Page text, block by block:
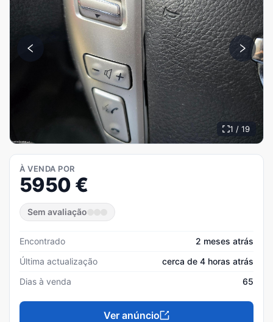
1 / 19
À VENDA POR
5950 €
Sem avaliação
Encontrado
2 meses atrás
Última actualização
cerca de 4 horas atrás
Dias à venda
65
Ver anúncio